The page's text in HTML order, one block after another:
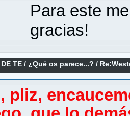
Para este
gracias!
TE / ¿Qué os parece...? /
pliz,